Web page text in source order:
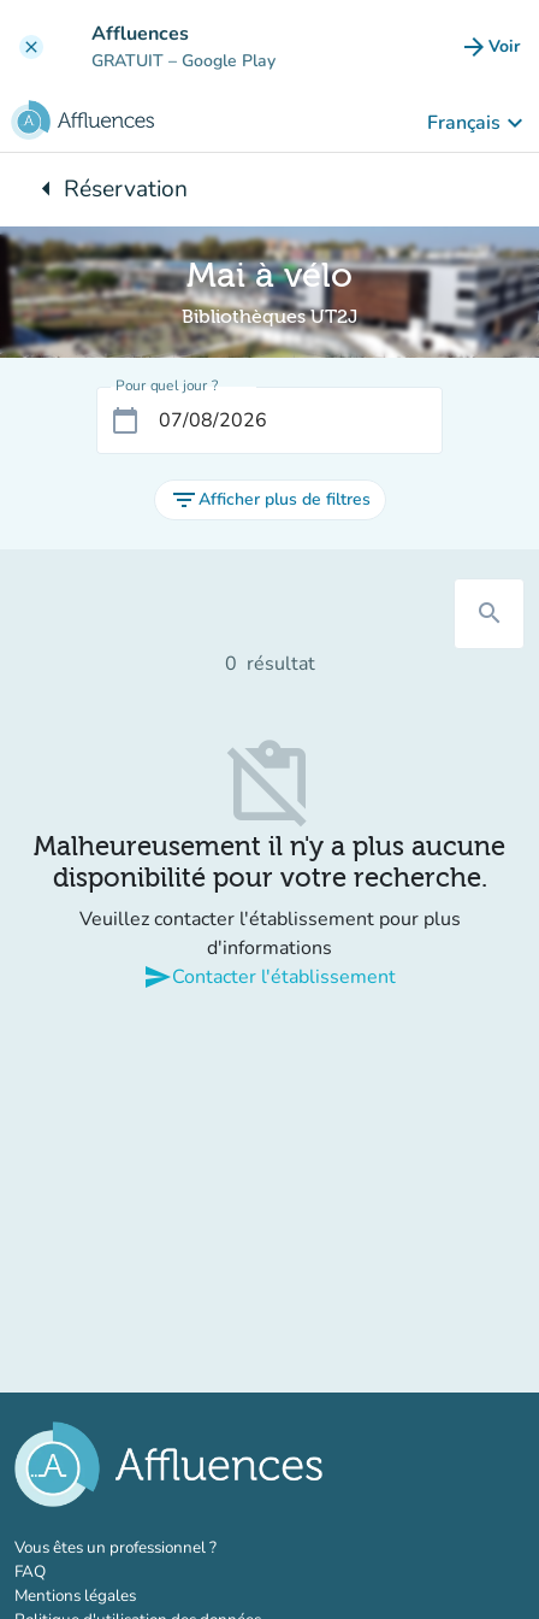
clear Affluences
GRATUIT – Google Play arrow_forward Voir
Français keyboard_arrow_down
arrow_leftRetour à :
Réservation
Mai à vélo
Bibliothèques UT2J
Pour quel jour ?
calendar_today
filter_listAfficher plus de filtres
search
0 résultat
content_paste_off
Malheureusement il n'y a plus aucune
disponibilité pour votre recherche.
Veuillez contacter l'établissement pour plus
d'informations
sendContacter l'établissement
Vous êtes un professionnel ?(nouvel onglet)
FAQ
Mentions légales